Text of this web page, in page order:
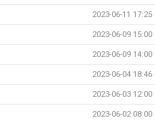
2023-06-11 17:25
2023-06-09 15:00
2023-06-09 14:00
2023-06-04 18:46
2023-06-03 12:00
2023-06-02 08:00